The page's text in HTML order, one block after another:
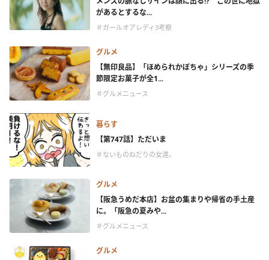
があるとするな...
＃ガールオアレディ3考察
グルメ
【無印良品】「ほめられかぼちゃ」シリーズの季
節限定お菓子が全1...
＃グルメニュース
暮らす
【第747話】ただいま
＃ないものねだりの女達。
グルメ
【阪急うめだ本店】お盆の集まりや帰省の手土産
に。「阪急の夏みや...
＃グルメニュース
グルメ